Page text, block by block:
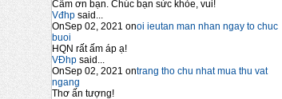
Cẩm ơn bạn. Chúc bạn sức khỏe, vui!
Vđhp said...
OnSep 02, 2021 onoi ieutan man nhan ngay to chuc
buoi
HQN rất ấm áp ạ!
VĐhp said...
OnSep 02, 2021 ontrang tho chu nhat mua thu vat
ngang
Thơ ấn tượng!